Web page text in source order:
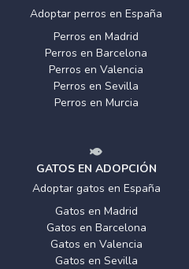
Adoptar perros en España
Perros en Madrid
Perros en Barcelona
Perros en Valencia
Perros en Sevilla
Perros en Murcia
GATOS EN ADOPCIÓN
Adoptar gatos en España
Gatos en Madrid
Gatos en Barcelona
Gatos en Valencia
Gatos en Sevilla